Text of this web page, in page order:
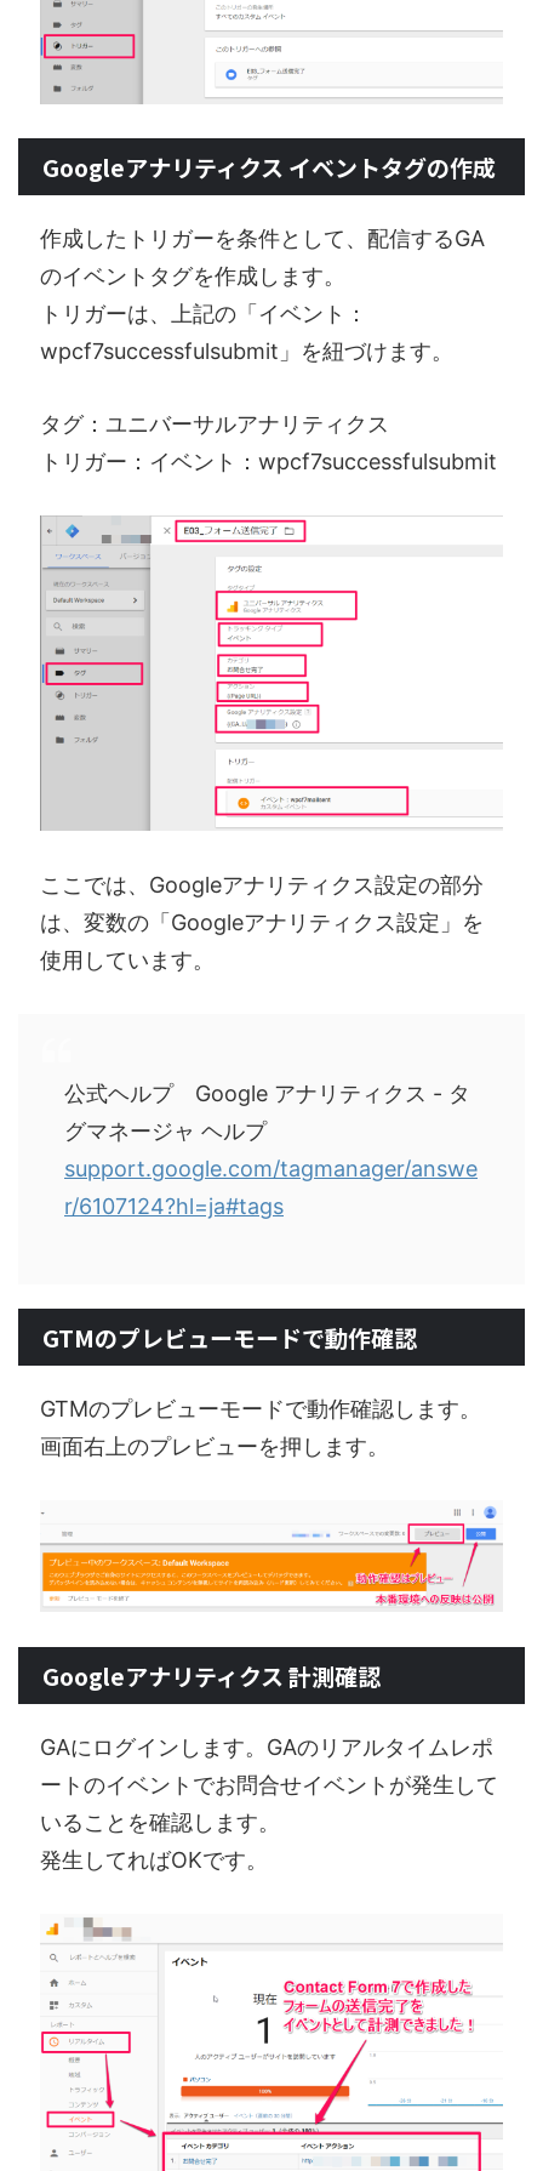
Googleアナリティクス イベントタグの作成
作成したトリガーを条件として、配信するGA
のイベントタグを作成します。
トリガーは、上記の「イベント：
wpcf7successfulsubmit」を紐づけます。
タグ：ユニバーサルアナリティクス
トリガー：イベント：wpcf7successfulsubmit
ここでは、Googleアナリティクス設定の部分
は、変数の「Googleアナリティクス設定」を
使用しています。
公式ヘルプ Google アナリティクス - タ
グマネージャ ヘルプ
support.google.com/tagmanager/answe
r/6107124?hl=ja#tags
GTMのプレビューモードで動作確認
GTMのプレビューモードで動作確認します。
画面右上のプレビューを押します。
Googleアナリティクス 計測確認
GAにログインします。GAのリアルタイムレポ
ートのイベントでお問合せイベントが発生して
いることを確認します。
発生してればOKです。